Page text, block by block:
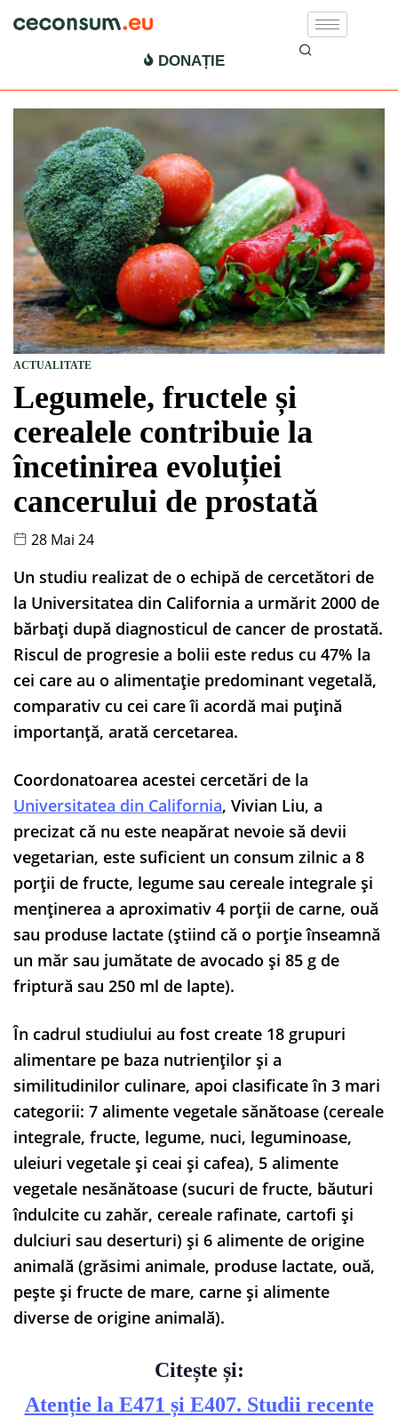
DONAȚIE
ACTUALITATE
Legumele, fructele și
cerealele contribuie la
încetinirea evoluției
cancerului de prostată
28 Mai 24
Un studiu realizat de o echipă de cercetători de
la Universitatea din California a urmărit 2000 de
bărbați după diagnosticul de cancer de prostată.
Riscul de progresie a bolii este redus cu 47% la
cei care au o alimentație predominant vegetală,
comparativ cu cei care îi acordă mai puțină
importanță, arată cercetarea.
Coordonatoarea acestei cercetări de la
Universitatea din California, Vivian Liu, a
precizat că nu este neapărat nevoie să devii
vegetarian, este suficient un consum zilnic a 8
porții de fructe, legume sau cereale integrale și
menținerea a aproximativ 4 porții de carne, ouă
sau produse lactate (știind că o porție înseamnă
un măr sau jumătate de avocado și 85 g de
friptură sau 250 ml de lapte).
În cadrul studiului au fost create 18 grupuri
alimentare pe baza nutrienților și a
similitudinilor culinare, apoi clasificate în 3 mari
categorii: 7 alimente vegetale sănătoase (cereale
integrale, fructe, legume, nuci, leguminoase,
uleiuri vegetale și ceai și cafea), 5 alimente
vegetale nesănătoase (sucuri de fructe, băuturi
îndulcite cu zahăr, cereale rafinate, cartofi și
dulciuri sau deserturi) și 6 alimente de origine
animală (grăsimi animale, produse lactate, ouă,
pește și fructe de mare, carne și alimente
diverse de origine animală).
Citește și:
Atenție la E471 și E407. Studii recente